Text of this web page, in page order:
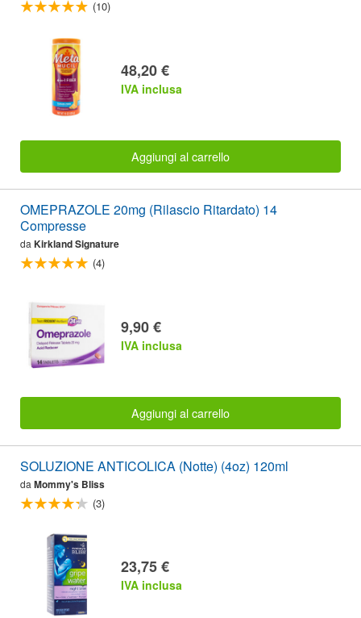
(10)
48,20 €
IVA inclusa
Aggiungi al carrello
OMEPRAZOLE 20mg (Rilascio Ritardato) 14
Compresse
da Kirkland Signature
(4)
9,90 €
IVA inclusa
Aggiungi al carrello
SOLUZIONE ANTICOLICA (Notte) (4oz) 120ml
da Mommy's Bliss
(3)
23,75 €
IVA inclusa